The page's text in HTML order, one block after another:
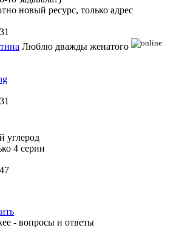
новый ресурс, только адрес
Люблю дважды женатого
углерод
4 серии
- вопросы и ответы